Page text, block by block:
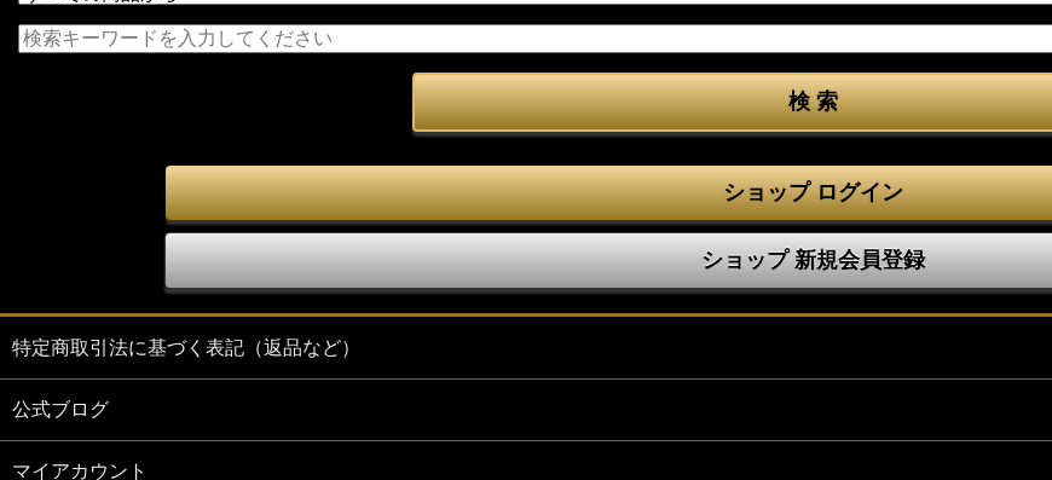
ショップ ログイン
ショップ 新規会員登録
特定商取引法に基づく表記（返品など）
公式ブログ
マイアカウント